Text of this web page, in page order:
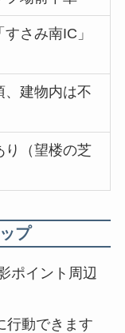
さみ南IC」
、建物内は不
り（望楼の芝
プ
ポイント周辺
行動できます